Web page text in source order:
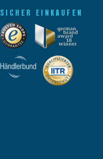
SICHER EINKAUFEN